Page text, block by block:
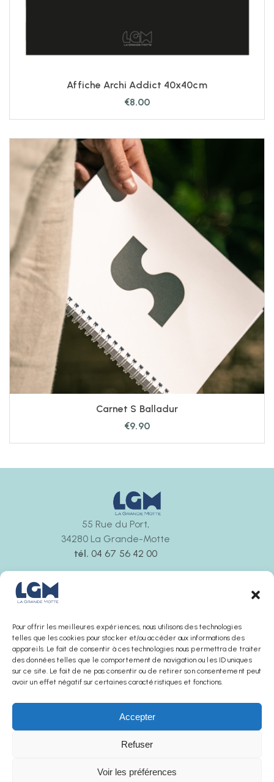
Pour offrir les meilleures expériences, nous utilisons des technologies
telles que les cookies pour stocker et/ou accéder aux informations des
appareils. Le fait de consentir à ces technologies nous permettra de traiter
des données telles que le comportement de navigation ou les ID uniques
sur ce site. Le fait de ne pas consentir ou de retirer son consentement peut
avoir un effet négatif sur certaines caractéristiques et fonctions.
Accepter
Refuser
Voir les préférences
Affiche Archi Addict 40x40cm
€8.00
Carnet S Balladur
€9.90
55 Rue du Port,
34280 La Grande-Motte
tél. 04 67 56 42 00
de 9h30 à 12h00 et de 14h30 à 18h00
tourisme
Politique de confidentialité Conditions générales de ventes